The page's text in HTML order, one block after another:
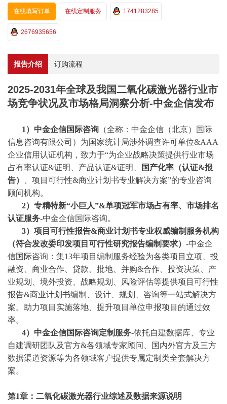
在线填写订单 在线定制服务 1741283285
2676935656
报告介绍 订购流程
2025-2031年全球及我国二氧化碳激光器行业市
场竞争状况及市场格局洞察分析-中金企信发布
1）中金企信国际咨询 （全称：中金企信（北京）国际
信息咨询有限公司）为国家统计局涉外调查许可单位&AAA
企业信用认证机构，致力于“为企业战略决策提供行业市场
占有率认证&证明、产品认证&证明、 国产化率（认证&报
告）
、 项目可行性&商业计划书专业解决方案”的专业咨询
顾问机构。
2）专精特新“小巨人”&单项冠军市场占有率、市场排名
认证服务-中金企信国际咨询。
3）项目可行性报告&商业计划书专业权威编制服务机构
（符合发改委印发项目可行性研究报告编制要求） -中金企
信国际咨询：集13年项目编制服务经验为各类项目立项、投
融资、商业合作、贷款、批地、并购&合作、投资决策、产
业规划、境外投资、战略规划、风险评估等提供项目可行性
报告&商业计划书编制、设计、规划、咨询等一站式解决方
案。助力项目实施落地、提升项目单位申报项目的通过效
率。
4）中金企信国际咨询定制服务-依托自建数据库、专业
自建调研团队及官方&各领域专家顾问、国内外官方及三方
数据渠道资源等为各领域客户提供专属定制类全套解决方
案。
第1章：二氧化碳激光器行业综述及数据来源说明